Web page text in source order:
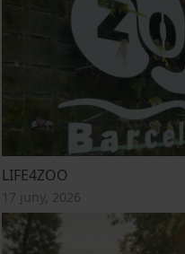
LIFE4ZOO
17 juny, 2026